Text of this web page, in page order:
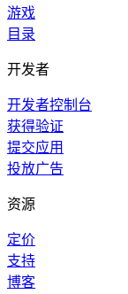
游戏
目录
开发者
开发者控制台
获得验证
提交应用
投放广告
资源
定价
支持
博客